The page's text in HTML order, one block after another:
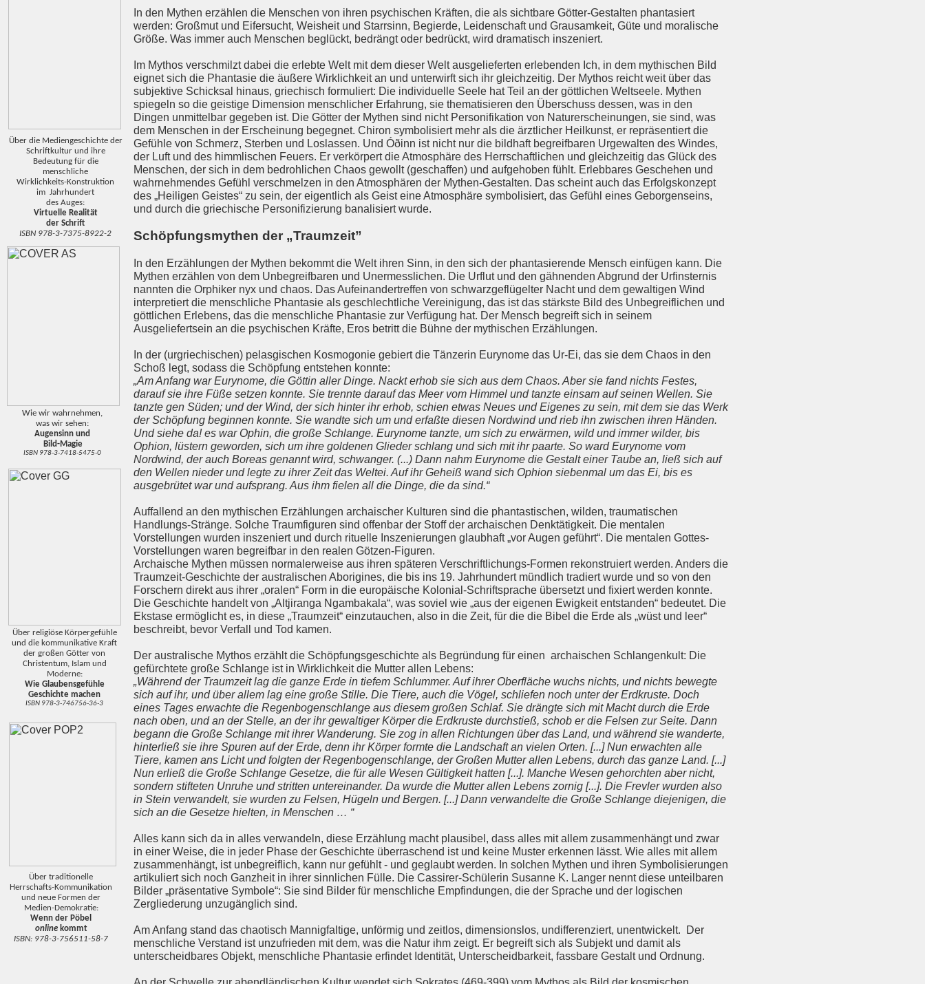
Über die Mediengeschichte der
Schriftkultur und ihre
Bedeutung für die
menschliche
Wirklichkeits-Konstruktion
im Jahrhundert
des Auges:
Virtuelle Realität
der Schrift
ISBN 978-3-7375-8922-2
Wie wir wahrnehmen,
was wir sehen:
Augensinn und
Bild-Magie
ISBN 978-3-7418-5475-0
Über religiöse Körpergefühle
und die kommunikative Kraft
der großen Götter von
Christentum, Islam und
Moderne:
Wie Glaubensgefühle
Geschichte machen
ISBN 978-3-746756-36-3
Über traditionelle
Herrschafts-Kommunikation
und neue Formen der
Medien-Demokratie:
Wenn der Pöbel
onlinekommt
ISBN: 978-3-756511-58-7
In den Mythen erzählen die Menschen von ihren psychischen Kräften, die als sichtbare Götter-Gestalten phantasiert
werden: Großmut und Eifersucht, Weisheit und Starrsinn, Begierde, Leidenschaft und Grausamkeit, Güte und moralische
Größe. Was immer auch Menschen beglückt, bedrängt oder bedrückt, wird dramatisch inszeniert.
Im Mythos verschmilzt dabei die erlebte Welt mit dem dieser Welt ausgelieferten erlebenden Ich, in dem mythischen Bild
eignet sich die Phantasie die äußere Wirklichkeit an und unterwirft sich ihr gleichzeitig. Der Mythos reicht weit über das
subjektive Schicksal hinaus, griechisch formuliert: Die individuelle Seele hat Teil an der göttlichen Weltseele. Mythen
spiegeln so die geistige Dimension menschlicher Erfahrung, sie thematisieren den Überschuss dessen, was in den
Dingen unmittelbar gegeben ist. Die Götter der Mythen sind nicht Personifikation von Naturerscheinungen, sie sind, was
dem Menschen in der Erscheinung begegnet. Chiron symbolisiert mehr als die ärztlicher Heilkunst, er repräsentiert die
Gefühle von Schmerz, Sterben und Loslassen. Und Óðinn ist nicht nur die bildhaft begreifbaren Urgewalten des Windes,
der Luft und des himmlischen Feuers. Er verkörpert die Atmosphäre des Herrschaftlichen und gleichzeitig das Glück des
Menschen, der sich in dem bedrohlichen Chaos gewollt (geschaffen) und aufgehoben fühlt. Erlebbares Geschehen und
wahrnehmendes Gefühl verschmelzen in den Atmosphären der Mythen-Gestalten. Das scheint auch das Erfolgskonzept
des „Heiligen Geistes“ zu sein, der eigentlich als Geist eine Atmosphäre symbolisiert, das Gefühl eines Geborgenseins,
und durch die griechische Personifizierung banalisiert wurde.
Schöpfungsmythen der „Traumzeit”
In den Erzählungen der Mythen bekommt die Welt ihren Sinn, in den sich der phantasierende Mensch einfügen kann. Die
Mythen erzählen von dem Unbegreifbaren und Unermesslichen. Die Urflut und den gähnenden Abgrund der Urfinsternis
nannten die Orphiker nyx und chaos. Das Aufeinandertreffen von schwarzgeflügelter Nacht und dem gewaltigen Wind
interpretiert die menschliche Phantasie als geschlechtliche Vereinigung, das ist das stärkste Bild des Unbegreiflichen und
göttlichen Erlebens, das die menschliche Phantasie zur Verfügung hat. Der Mensch begreift sich in seinem
Ausgeliefertsein an die psychischen Kräfte, Eros betritt die Bühne der mythischen Erzählungen.
In der (urgriechischen) pelasgischen Kosmogonie gebiert die Tänzerin Eurynome das Ur-Ei, das sie dem Chaos in den
Schoß legt, sodass die Schöpfung entstehen konnte:
„Am Anfang war Eurynome, die Göttin aller Dinge. Nackt erhob sie sich aus dem Chaos. Aber sie fand nichts Festes,
darauf sie ihre Füße setzen konnte. Sie trennte darauf das Meer vom Himmel und tanzte einsam auf seinen Wellen. Sie
tanzte gen Süden; und der Wind, der sich hinter ihr erhob, schien etwas Neues und Eigenes zu sein, mit dem sie das Werk
der Schöpfung beginnen konnte. Sie wandte sich um und erfaßte diesen Nordwind und rieb ihn zwischen ihren Händen.
Und siehe da! es war Ophin, die große Schlange. Eurynome tanzte, um sich zu erwärmen, wild und immer wilder, bis
Ophion, lüstern geworden, sich um ihre goldenen Glieder schlang und sich mit ihr paarte. So ward Eurynome vom
Nordwind, der auch Boreas genannt wird, schwanger. (...) Dann nahm Eurynome die Gestalt einer Taube an, ließ sich auf
den Wellen nieder und legte zu ihrer Zeit das Weltei. Auf ihr Geheiß wand sich Ophion siebenmal um das Ei, bis es
ausgebrütet war und aufsprang. Aus ihm fielen all die Dinge, die da sind.“
Auffallend an den mythischen Erzählungen archaischer Kulturen sind die phantastischen, wilden, traumatischen
Handlungs-Stränge. Solche Traumfiguren sind offenbar der Stoff der archaischen Denktätigkeit. Die mentalen
Vorstellungen wurden inszeniert und durch rituelle Inszenierungen glaubhaft „vor Augen geführt“. Die mentalen Gottes-
Vorstellungen waren begreifbar in den realen Götzen-Figuren.
Archaische Mythen müssen normalerweise aus ihren späteren Verschriftlichungs-Formen rekonstruiert werden. Anders die
Traumzeit-Geschichte der australischen Aborigines, die bis ins 19. Jahrhundert mündlich tradiert wurde und so von den
Forschern direkt aus ihrer „oralen“ Form in die europäische Kolonial-Schriftsprache übersetzt und fixiert werden konnte.
Die Geschichte handelt von „Altjiranga Ngambakala“, was soviel wie „aus der eigenen Ewigkeit entstanden“ bedeutet. Die
Ekstase ermöglicht es, in diese „Traumzeit“ einzutauchen, also in die Zeit, für die die Bibel die Erde als „wüst und leer“
beschreibt, bevor Verfall und Tod kamen.
Der australische Mythos erzählt die Schöpfungsgeschichte als Begründung für einen archaischen Schlangenkult: Die
gefürchtete große Schlange ist in Wirklichkeit die Mutter allen Lebens:
„Während der Traumzeit lag die ganze Erde in tiefem Schlummer. Auf ihrer Oberfläche wuchs nichts, und nichts bewegte
sich auf ihr, und über allem lag eine große Stille. Die Tiere, auch die Vögel, schliefen noch unter der Erdkruste. Doch
eines Tages erwachte die Regenbogenschlange aus diesem großen Schlaf. Sie drängte sich mit Macht durch die Erde
nach oben, und an der Stelle, an der ihr gewaltiger Körper die Erdkruste durchstieß, schob er die Felsen zur Seite. Dann
begann die Große Schlange mit ihrer Wanderung. Sie zog in allen Richtungen über das Land, und während sie wanderte,
hinterließ sie ihre Spuren auf der Erde, denn ihr Körper formte die Landschaft an vielen Orten. [...] Nun erwachten alle
Tiere, kamen ans Licht und folgten der Regenbogenschlange, der Großen Mutter allen Lebens, durch das ganze Land. [...]
Nun erließ die Große Schlange Gesetze, die für alle Wesen Gültigkeit hatten [...]. Manche Wesen gehorchten aber nicht,
sondern stifteten Unruhe und stritten untereinander. Da wurde die Mutter allen Lebens zornig [...]. Die Frevler wurden also
in Stein verwandelt, sie wurden zu Felsen, Hügeln und Bergen. [...] Dann verwandelte die Große Schlange diejenigen, die
sich an die Gesetze hielten, in Menschen … “
Alles kann sich da in alles verwandeln, diese Erzählung macht plausibel, dass alles mit allem zusammenhängt und zwar
in einer Weise, die in jeder Phase der Geschichte überraschend ist und keine Muster erkennen lässt. Wie alles mit allem
zusammenhängt, ist unbegreiflich, kann nur gefühlt - und geglaubt werden. In solchen Mythen und ihren Symbolisierungen
artikuliert sich noch Ganzheit in ihrer sinnlichen Fülle. Die Cassirer-Schülerin Susanne K. Langer nennt diese unteilbaren
Bilder „präsentative Symbole“: Sie sind Bilder für menschliche Empfindungen, die der Sprache und der logischen
Zergliederung unzugänglich sind.
Am Anfang stand das chaotisch Mannigfaltige, unförmig und zeitlos, dimensionslos, undifferenziert, unentwickelt. Der
menschliche Verstand ist unzufrieden mit dem, was die Natur ihm zeigt. Er begreift sich als Subjekt und damit als
unterscheidbares Objekt, menschliche Phantasie erfindet Identität, Unterscheidbarkeit, fassbare Gestalt und Ordnung.